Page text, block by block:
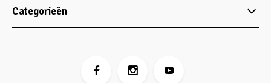
Categorieën